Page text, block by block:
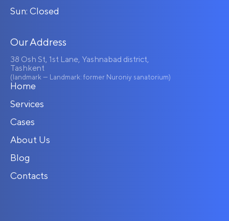
Sun: Closed
Our Address
38 Osh St, 1st Lane, Yashnabad district,
Tashkent
(landmark — Landmark: former Nuroniy sanatorium)
Home
Services
Cases
About Us
Blog
Contacts